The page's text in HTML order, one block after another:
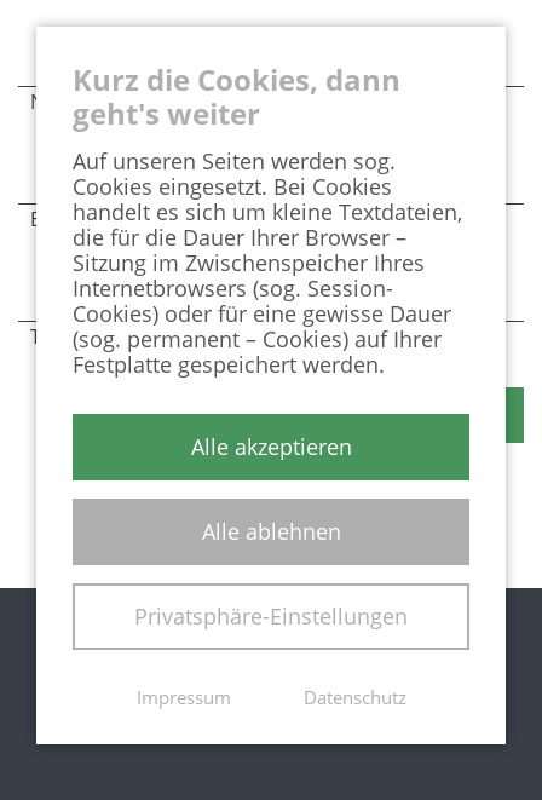
Pflichtfeld
Nachname*
Pflichtfeld
E-Mail*
Telefon
Nachricht senden
Kurz die Cookies, dann
geht's weiter
Auf unseren Seiten werden sog.
Cookies eingesetzt. Bei Cookies
handelt es sich um kleine Textdateien,
die für die Dauer Ihrer Browser –
Sitzung im Zwischenspeicher Ihres
Internetbrowsers (sog. Session-
Cookies) oder für eine gewisse Dauer
(sog. permanent – Cookies) auf Ihrer
Festplatte gespeichert werden.
Alle akzeptieren
Alle ablehnen
Privatsphäre-Einstellungen
Impressum Datenschutz